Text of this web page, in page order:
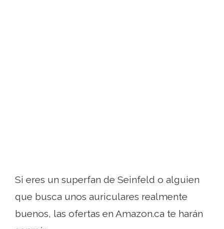
Si eres un superfan de Seinfeld o alguien
que busca unos auriculares realmente
buenos, las ofertas en Amazon.ca te harán